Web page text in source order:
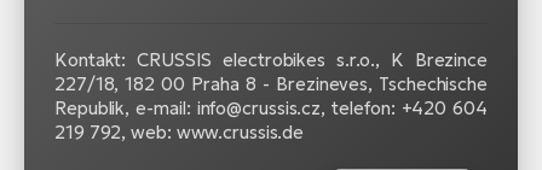
Kontakt: CRUSSIS electrobikes s.r.o., K Brezince
227/18, 182 00 Praha 8 - Brezineves, Tschechische
Republik, e-mail: info@crussis.cz, telefon: +420 604
219 792, web: www.crussis.de